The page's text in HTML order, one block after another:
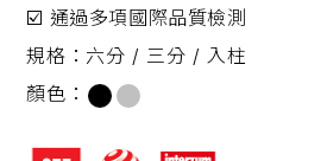
☑️ 通過多項國際品質檢測
規格： 六分 / 三分 / 入柱
顏色：